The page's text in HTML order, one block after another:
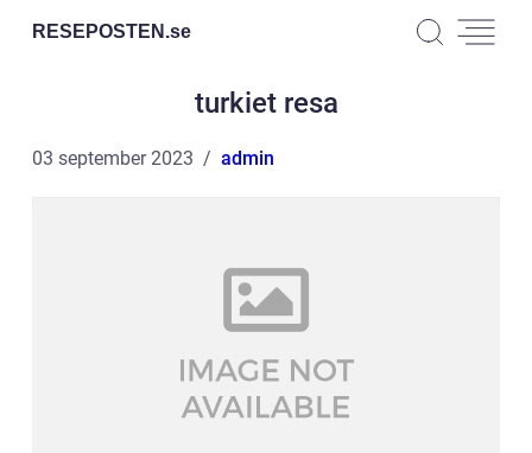
RESEPOSTEN.se
turkiet resa
03 september 2023 admin